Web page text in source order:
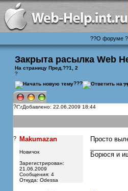
??О форуме?
Закрыта расылка Web
На страницу Пред. ??1
, 2
?
???
? Добавлено: 22.06.2009 18:44
? Makumazan
Новичок
Зарегистрирован:
21.06.2009
Сообщения: 4
Откуда: Odessa
Просто
Борюся и